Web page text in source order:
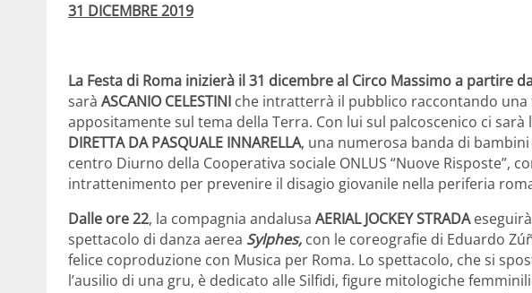
31 DICEMBRE 2019
La Festa di Roma inizierà il 31 dicembre al Circo Massimo a partire
sarà ASCANIO CELESTINI che intratterrà il pubblico raccontando una
appositamente sul tema della Terra. Con lui sul palcoscenico ci sarà
DIRETTA DA PASQUALE INNARELLA, una numerosa banda di
centro Diurno della Cooperativa sociale ONLUS “Nuove Risposte”,
intrattenimento per prevenire il disagio giovanile nella periferia
Dalle ore 22, la compagnia andalusa AERIAL JOCKEY STRADA
spettacolo di danza aerea Sylphes, con le coreografie di Eduardo
felice coproduzione con Musica per Roma. Lo spettacolo, che si
l’ausilio di una gru, è dedicato alle Silfidi, figure mitologiche